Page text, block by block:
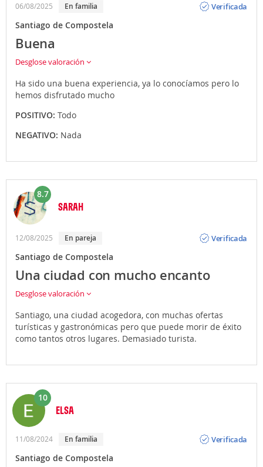
06/08/2025 En familia
Verificada
Santiago de Compostela
Buena
Desglose valoración
Ha sido una buena experiencia, ya lo conocíamos pero lo
hemos disfrutado mucho
POSITIVO: Todo
NEGATIVO: Nada
8.7
SARAH
12/08/2025 En pareja
Verificada
Santiago de Compostela
Una ciudad con mucho encanto
Desglose valoración
Santiago, una ciudad acogedora, con muchas ofertas
turísticas y gastronómicas pero que puede morir de éxito
como tantos otros lugares. Demasiado turista.
10
ELSA
11/08/2024 En familia
Verificada
Santiago de Compostela